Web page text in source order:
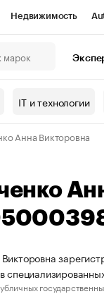
Недвижимость
контрагентов
IT и технологии
Анна Викторовна
в